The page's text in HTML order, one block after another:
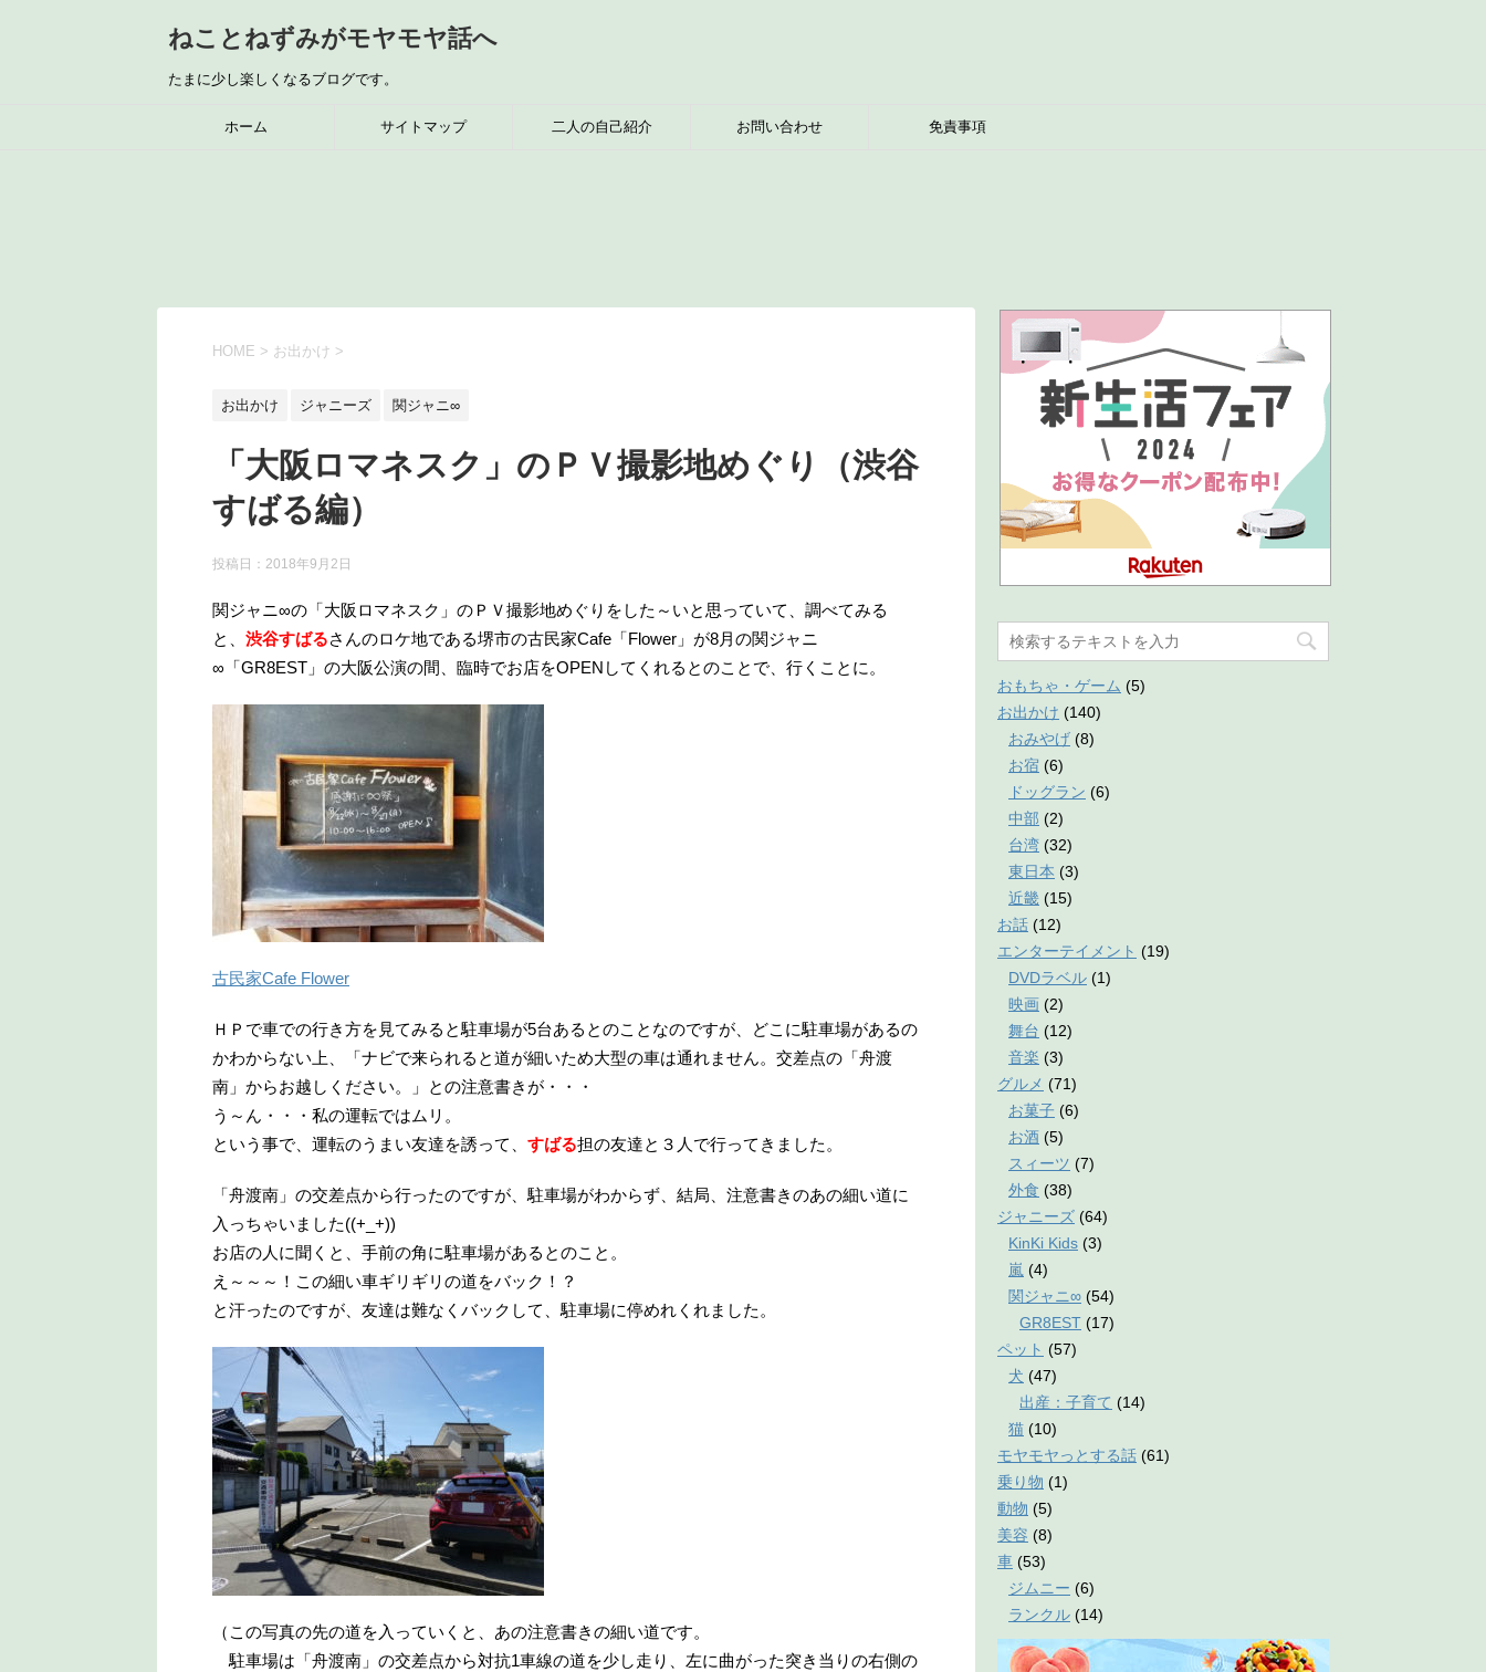
ねことねずみがモヤモヤ話へ
たまに少し楽しくなるブログです。
ホーム サイトマップ 二人の自己紹介 お問い合わせ 免責事項
HOME > お出かけ >
お出かけ ジャニーズ 関ジャニ∞
「大阪ロマネスク」のＰＶ撮影地めぐり（渋谷
すばる編）
投稿日： 2018年9月2日
関ジャニ∞の「大阪ロマネスク」のＰＶ撮影地めぐりをした～いと思っていて、調べてみる
と、 渋谷すばるさんのロケ地である堺市の古民家Cafe「Flower」が8月の関ジャニ
∞「GR8EST」の大阪公演の間、臨時でお店をOPENしてくれるとのことで、行くことに。
古民家Cafe Flower
ＨＰで車での行き方を見てみると駐車場が5台あるとのことなのですが、どこに駐車場があるの
かわからない上、「ナビで来られると道が細いため大型の車は通れません。交差点の「舟渡
南」からお越しください。」との注意書きが・・・
う～ん・・・私の運転ではムリ。
という事で、運転のうまい友達を誘って、 すばる担の友達と３人で行ってきました。
「舟渡南」の交差点から行ったのですが、駐車場がわからず、結局、注意書きのあの細い道に
入っちゃいました((+_+))
お店の人に聞くと、手前の角に駐車場があるとのこと。
え～～～！この細い車ギリギリの道をバック！？
と汗ったのですが、友達は難なくバックして、駐車場に停めれくれました。
（この写真の先の道を入っていくと、あの注意書きの細い道です。
駐車場は「舟渡南」の交差点から対抗1車線の道を少し走り、左に曲がった突き当りの右側の
おもちゃ・ゲーム (5)
お出かけ (140)
おみやげ (8)
お宿 (6)
ドッグラン (6)
中部 (2)
台湾 (32)
東日本 (3)
近畿 (15)
お話 (12)
エンターテイメント (19)
DVDラベル (1)
映画 (2)
舞台 (12)
音楽 (3)
グルメ (71)
お菓子 (6)
お酒 (5)
スィーツ (7)
外食 (38)
ジャニーズ (64)
KinKi Kids (3)
嵐 (4)
関ジャニ∞ (54)
GR8EST (17)
ペット (57)
犬 (47)
出産：子育て (14)
猫 (10)
モヤモヤっとする話 (61)
乗り物 (1)
動物 (5)
美容 (8)
車 (53)
ジムニー (6)
ランクル (14)